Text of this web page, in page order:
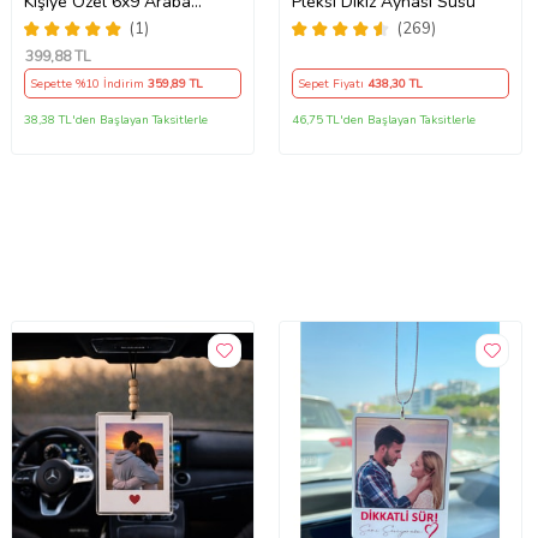
Aksesuarı
(1)
399,88 TL
Sepette %10 İndirim359,89 TL
38,38 TL'den Başlayan Taksitlerle
(269)
Sepet Fiyatı 438,30 TL
46,75 TL'den Başlayan Taksitlerle